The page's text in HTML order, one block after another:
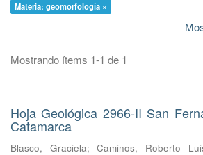
Materia: geomorfología ×
Mostrando ítems 1-1 de 1
Hoja Geológica 2966-II San
Catamarca
Blasco, Graciela;Caminos, Roberto